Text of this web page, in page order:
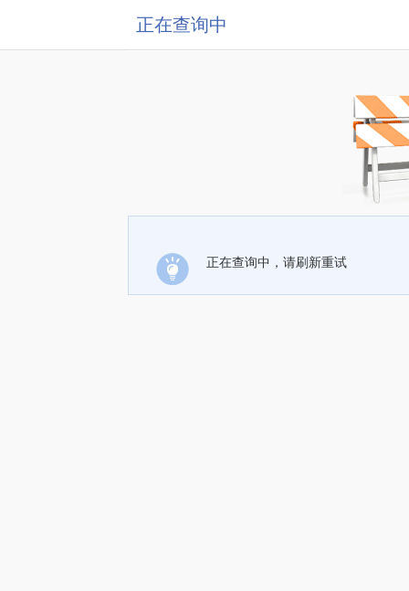
正在查询中
正在查询中，请刷新重试